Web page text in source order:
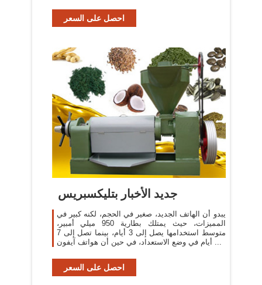
المتحركة ...
احصل على السعر
جديد الأخبار بتليكسبريس
يبدو أن الهاتف الجديد، صغير في الحجم، لكنه كبير في
المميزات، حيث يمتلك بطارية 950 ميلي أمبير،
متوسط استخدامها يصل إلى 3 أيام، بينما تصل إلى 7
أيام في وضع الاستعداد، في حين أن هواتف آيفون ...
احصل على السعر